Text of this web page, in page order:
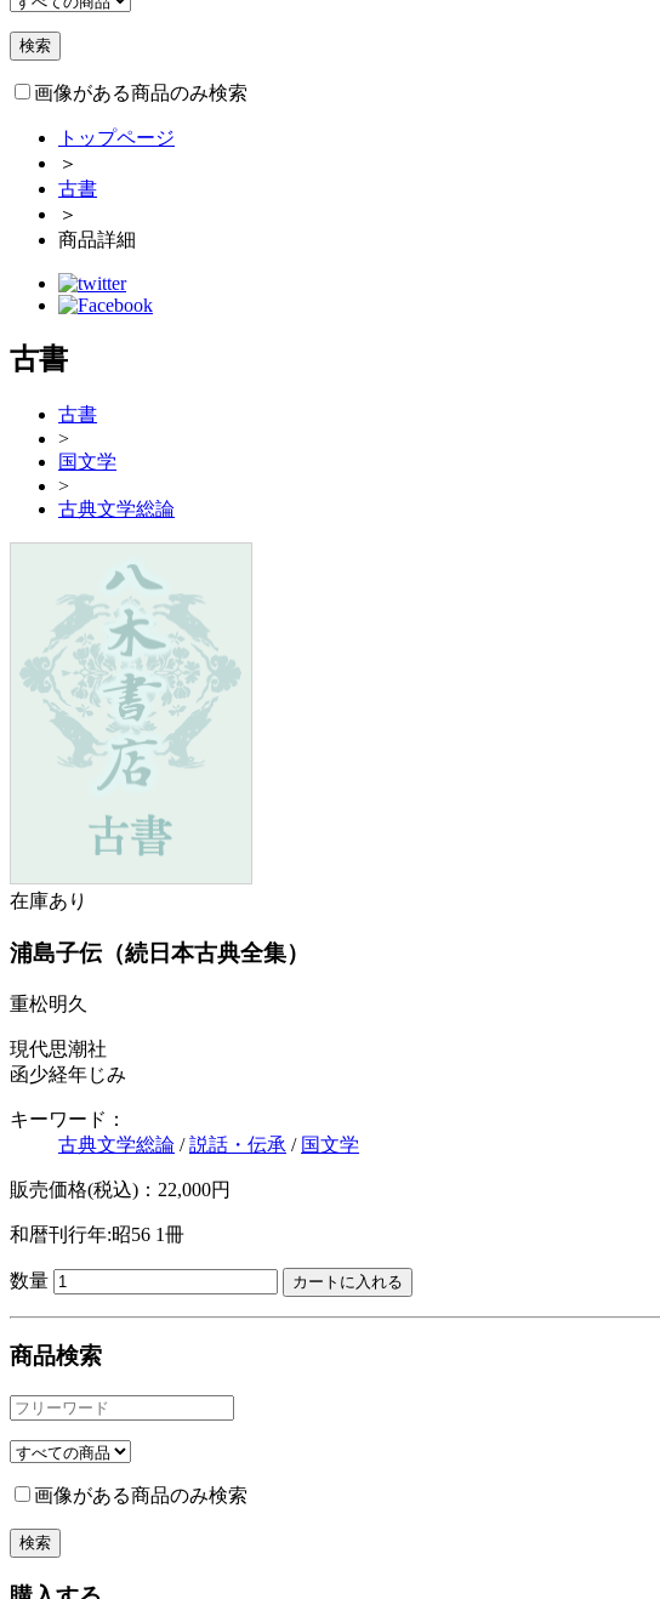
画像がある商品のみ検索
トップページ
＞
古書
＞
商品詳細
古書
古書
>
国文学
>
古典文学総論
在庫あり
浦島子伝（続日本古典全集）
重松明久
現代思潮社
函少経年じみ
キーワード：
古典文学総論 /説話・伝承 / 国文学
販売価格(税込)：22,000円
和暦刊行年:昭56 1冊
数量
商品検索
画像がある商品のみ検索